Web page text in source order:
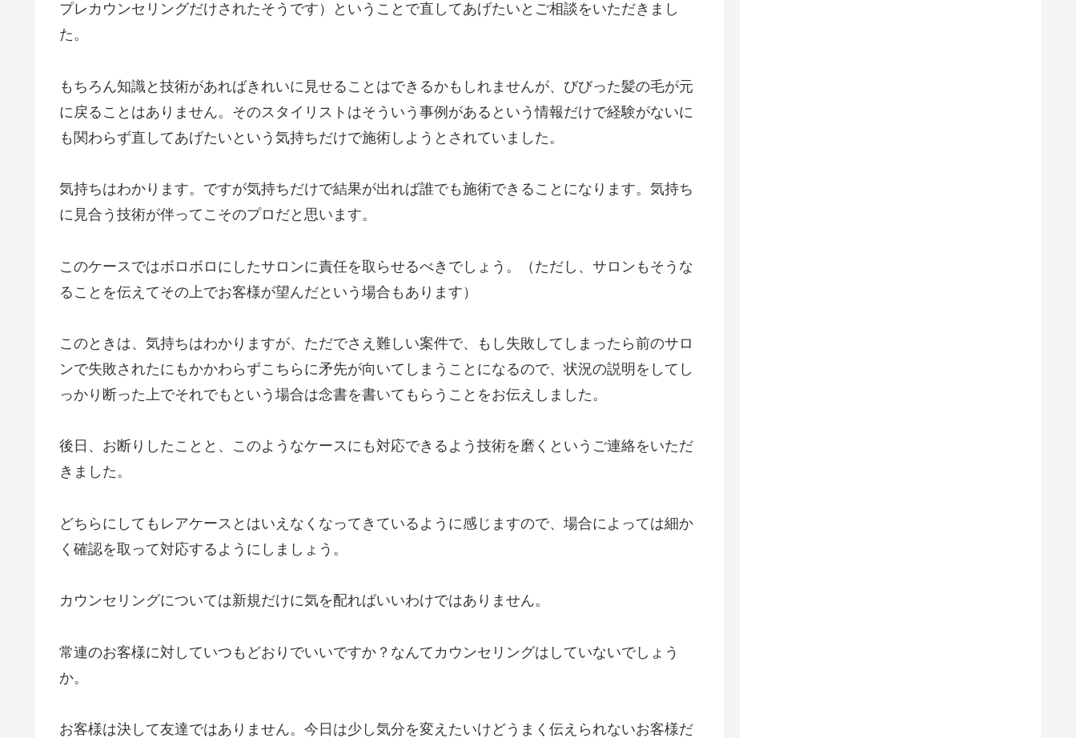
プレカウンセリングだけされたそうです）ということで直してあげたいとご相談をいただきまし
た。
もちろん知識と技術があればきれいに見せることはできるかもしれませんが、びびった髪の毛が元
に戻ることはありません。そのスタイリストはそういう事例があるという情報だけで経験がないに
も関わらず直してあげたいという気持ちだけで施術しようとされていました。
気持ちはわかります。ですが気持ちだけで結果が出れば誰でも施術できることになります。気持ち
に見合う技術が伴ってこそのプロだと思います。
このケースではボロボロにしたサロンに責任を取らせるべきでしょう。（ただし、サロンもそうな
ることを伝えてその上でお客様が望んだという場合もあります）
このときは、気持ちはわかりますが、ただでさえ難しい案件で、もし失敗してしまったら前のサロ
ンで失敗されたにもかかわらずこちらに矛先が向いてしまうことになるので、状況の説明をしてし
っかり断った上でそれでもという場合は念書を書いてもらうことをお伝えしました。
後日、お断りしたことと、このようなケースにも対応できるよう技術を磨くというご連絡をいただ
きました。
どちらにしてもレアケースとはいえなくなってきているように感じますので、場合によっては細か
く確認を取って対応するようにしましょう。
カウンセリングについては新規だけに気を配ればいいわけではありません。
常連のお客様に対していつもどおりでいいですか？なんてカウンセリングはしていないでしょう
か。
お客様は決して友達ではありません。今日は少し気分を変えたいけどうまく伝えられないお客様だ